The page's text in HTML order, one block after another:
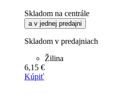
Skladom na centrále
a v jednej predajni
Skladom v predajniach
Žilina
6,15 €
Kúpiť